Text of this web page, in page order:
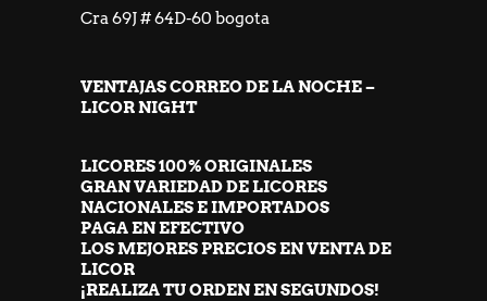
Cra 69J # 64D-60 bogota
VENTAJAS CORREO DE LA NOCHE –
LICOR NIGHT
LICORES 100% ORIGINALES
GRAN VARIEDAD DE LICORES
NACIONALES E IMPORTADOS
PAGA EN EFECTIVO
LOS MEJORES PRECIOS EN VENTA DE
LICOR
¡REALIZA TU ORDEN EN SEGUNDOS!